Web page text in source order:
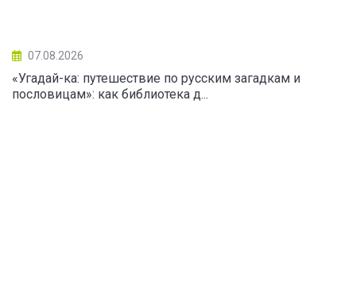
07.08.2026
«Угадай-ка: путешествие по русским загадкам и
пословицам»: как библиотека д...